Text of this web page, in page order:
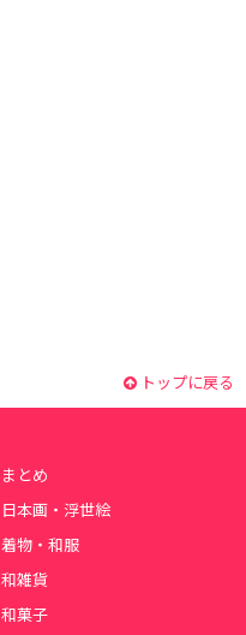
トップに戻る
まとめ
日本画・浮世絵
着物・和服
和雑貨
和菓子